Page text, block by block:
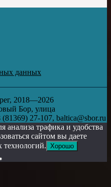
данных
2018—2026
Бор, улица
27-107, baltica@sbor.ru
трафика и удобства
сайтом вы даете
технологий. Хорошо